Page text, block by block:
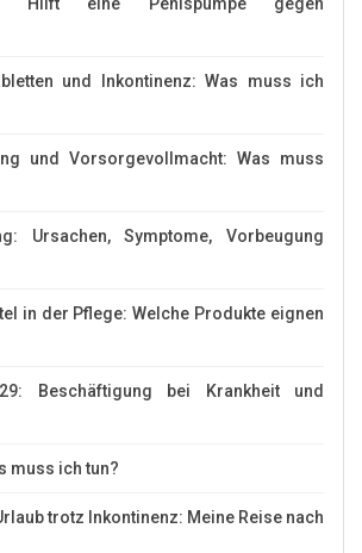
und Inkontinenz: Was muss ich
und Vorsorgevollmacht: Was muss
Ursachen, Symptome, Vorbeugung
in der Pflege: Welche Produkte eignen
Beschäftigung bei Krankheit und
muss ich tun?
trotz Inkontinenz: Meine Reise nach